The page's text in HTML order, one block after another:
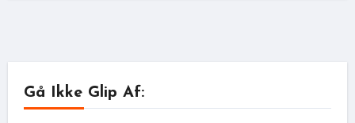
Gå Ikke Glip Af: